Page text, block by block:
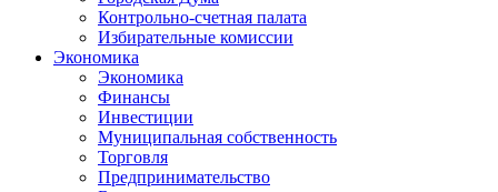
Контрольно-счетная палата
Избирательные комиссии
Экономика
Экономика
Финансы
Инвестиции
Муниципальная собственность
Торговля
Предпринимательство